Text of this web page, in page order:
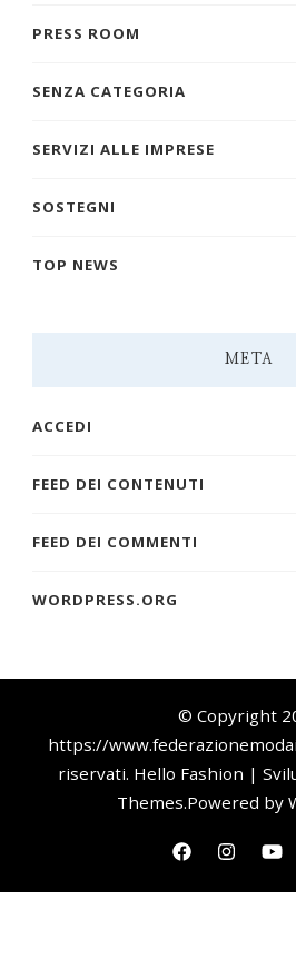
PRESS ROOM
SENZA CATEGORIA
SERVIZI ALLE IMPRESE
SOSTEGNI
TOP NEWS
META
ACCEDI
FEED DEI CONTENUTI
FEED DEI COMMENTI
WORDPRESS.ORG
© Copyright
https://
riservati. Hello Fashion |
Themes.Powered by